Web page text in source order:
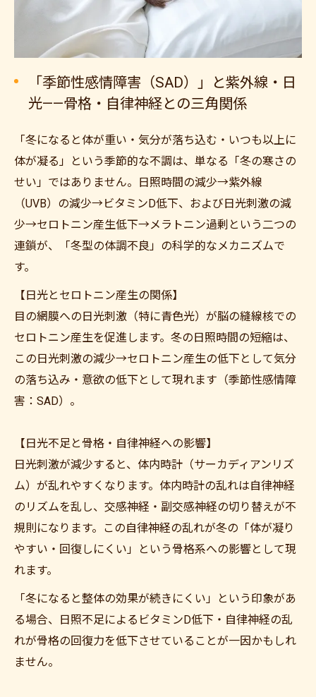
「季節性感情障害（SAD）」と紫外線・日
光——骨格・自律神経との三角関係
「冬になると体が重い・気分が落ち込む・いつも以上に
体が凝る」という季節的な不調は、単なる「冬の寒さの
せい」ではありません。日照時間の減少→紫外線
（UVB）の減少→ビタミンD低下、および日光刺激の減
少→セロトニン産生低下→メラトニン過剰という二つの
連鎖が、「冬型の体調不良」の科学的なメカニズムで
す。
【日光とセロトニン産生の関係】
目の網膜への日光刺激（特に青色光）が脳の縫線核での
セロトニン産生を促進します。冬の日照時間の短縮は、
この日光刺激の減少→セロトニン産生の低下として気分
の落ち込み・意欲の低下として現れます（季節性感情障
害：SAD）。
【日光不足と骨格・自律神経への影響】
日光刺激が減少すると、体内時計（サーカディアンリズ
ム）が乱れやすくなります。体内時計の乱れは自律神経
のリズムを乱し、交感神経・副交感神経の切り替えが不
規則になります。この自律神経の乱れが冬の「体が凝り
やすい・回復しにくい」という骨格系への影響として現
れます。
「冬になると整体の効果が続きにくい」という印象があ
る場合、日照不足によるビタミンD低下・自律神経の乱
れが骨格の回復力を低下させていることが一因かもしれ
ません。